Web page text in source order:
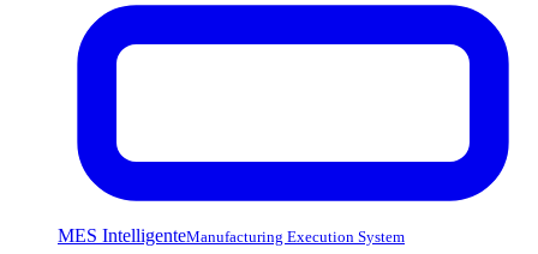
MES IntelligenteManufacturing Execution System